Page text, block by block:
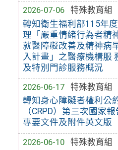
2026-07-06
特殊教育組
轉知衛生福利部115年
理「嚴重情緒行為者精
就醫障礙改善及精神病
入計畫」之醫療機構服
及特別門診服務概況
2026-06-17
特殊教育組
轉知身心障礙者權利公
（CRPD）第三次國家
專要文件及附件英文版
2026-06-10
特殊教育組